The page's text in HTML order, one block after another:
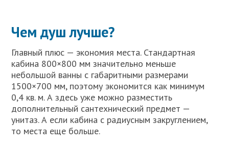
Чем душ лучше?
Главный плюс — экономия места. Стандартная
кабина 800×800 мм значительно меньше
небольшой ванны с габаритными размерами
1500×700 мм, поэтому экономится как минимум
0,4 кв. м. А здесь уже можно разместить
дополнительный сантехнический предмет —
унитаз. А если кабина с радиусным закруглением,
то места еще больше.